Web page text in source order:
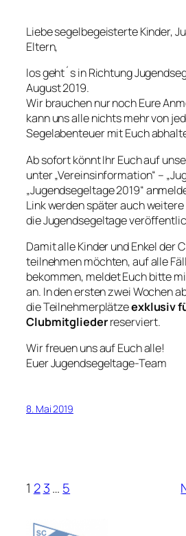
Liebe segelbegeisterte Kinder,
Eltern,
los geht´s in Richtung
August 2019.
Wir brauchen nur noch Eure
kann uns alle nichts mehr von
Segelabenteuer mit Euch
Ab sofort könnt Ihr Euch auf
unter „Vereinsinformation“ –
„Jugendsegeltage 2019“
Link werden später auch
die Jugendsegeltage
Damit alle Kinder und Enkel der
teilnehmen möchten, auf alle
bekommen, meldet Euch bitte
an. In den ersten zwei Wochen
die Teilnehmerplätzeexklusiv
Clubmitgliederreserviert.
Wir freuen uns auf Euch alle!
Euer Jugendsegeltage-Team
8. Mai 2019
1 2 3… 5